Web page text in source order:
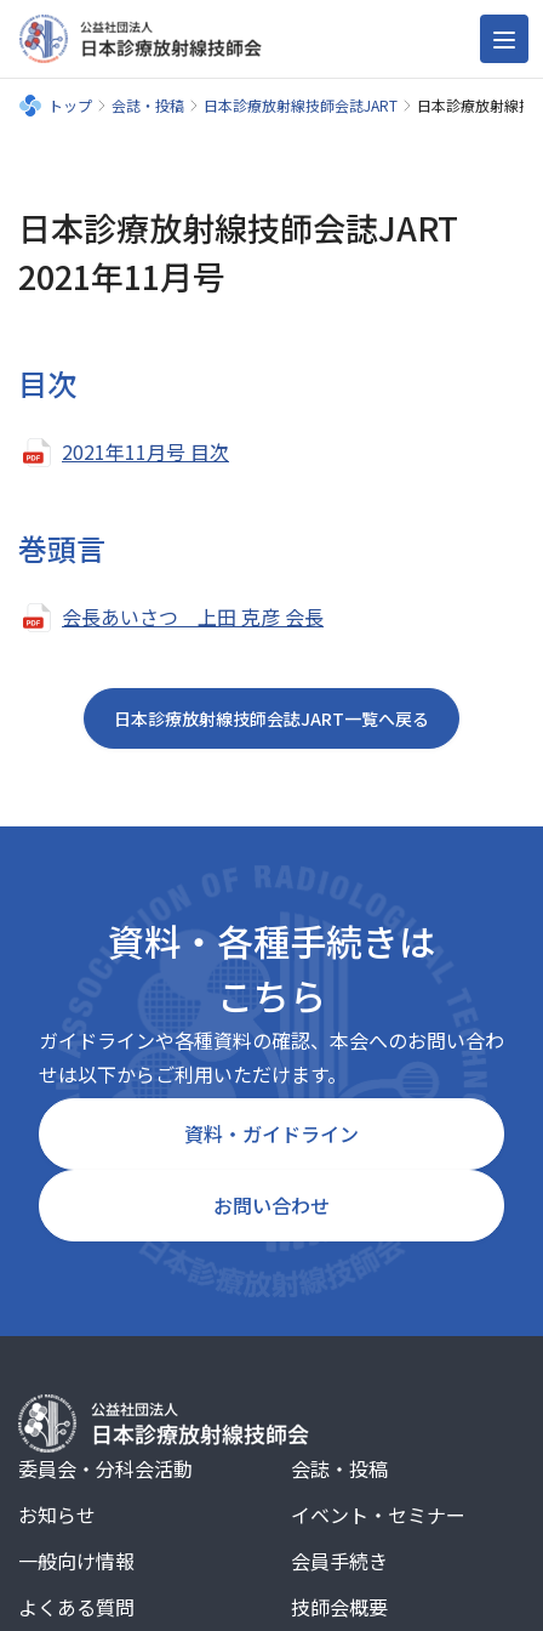
トップ 会誌・投稿 日本診療放射線技師会誌JART 日本診療放射線技
日本診療放射線技師会誌JART
2021年11月号
目次
2021年11月号 目次
巻頭言
会長あいさつ 上田 克彦 会長
日本診療放射線技師会誌JART一覧へ戻る
資料・各種手続きは
こちら
ガイドラインや各種資料の確認、本会へのお問い合わ
せは以下からご利用いただけます。
資料・ガイドライン
お問い合わせ
委員会・分科会活動
会誌・投稿
お知らせ
イベント・セミナー
一般向け情報
会員手続き
よくある質問
技師会概要